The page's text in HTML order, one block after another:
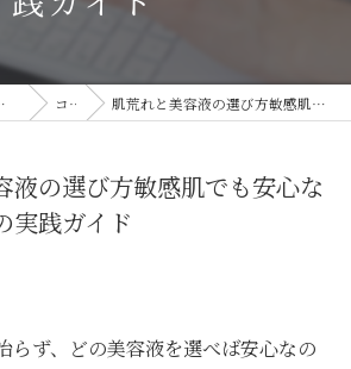
株式会社 コラム 肌荒れと美容液の選び方敏感肌でも安心な保湿と鎮静の実践ガイド
液の選び方敏感肌でも安心な
実践ガイド
らず、どの美容液を選べば安心なの